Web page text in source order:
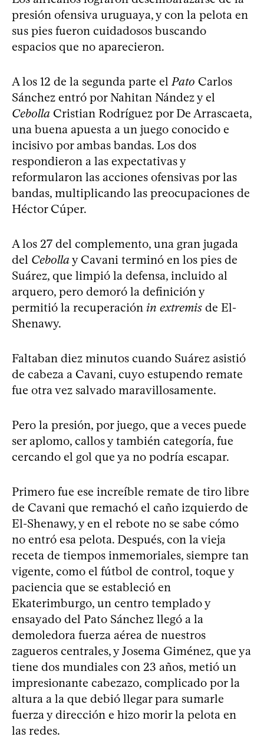
presión ofensiva uruguaya, y con la pelota en
sus pies fueron cuidadosos buscando
espacios que no aparecieron.
A los 12 de la segunda parte el Pato Carlos
Sánchez entró por Nahitan Nández y el
Cebolla Cristian Rodríguez por De Arrascaeta,
una buena apuesta a un juego conocido e
incisivo por ambas bandas. Los dos
respondieron a las expectativas y
reformularon las acciones ofensivas por las
bandas, multiplicando las preocupaciones de
Héctor Cúper.
A los 27 del complemento, una gran jugada
del Cebollay Cavani terminó en los pies de
Suárez, que limpió la defensa, incluido al
arquero, pero demoró la definición y
permitió la recuperación in extremis de El-
Shenawy.
Faltaban diez minutos cuando Suárez asistió
de cabeza a Cavani, cuyo estupendo remate
fue otra vez salvado maravillosamente.
Pero la presión, por juego, que a veces puede
ser aplomo, callos y también categoría, fue
cercando el gol que ya no podría escapar.
Primero fue ese increíble remate de tiro libre
de Cavani que remachó el caño izquierdo de
El-Shenawy, y en el rebote no se sabe cómo
no entró esa pelota. Después, con la vieja
receta de tiempos inmemoriales, siempre tan
vigente, como el fútbol de control, toque y
paciencia que se estableció en
Ekaterimburgo, un centro templado y
ensayado del Pato Sánchez llegó a la
demoledora fuerza aérea de nuestros
zagueros centrales, y Josema Giménez, que ya
tiene dos mundiales con 23 años, metió un
impresionante cabezazo, complicado por la
altura a la que debió llegar para sumarle
fuerza y dirección e hizo morir la pelota en
las redes.